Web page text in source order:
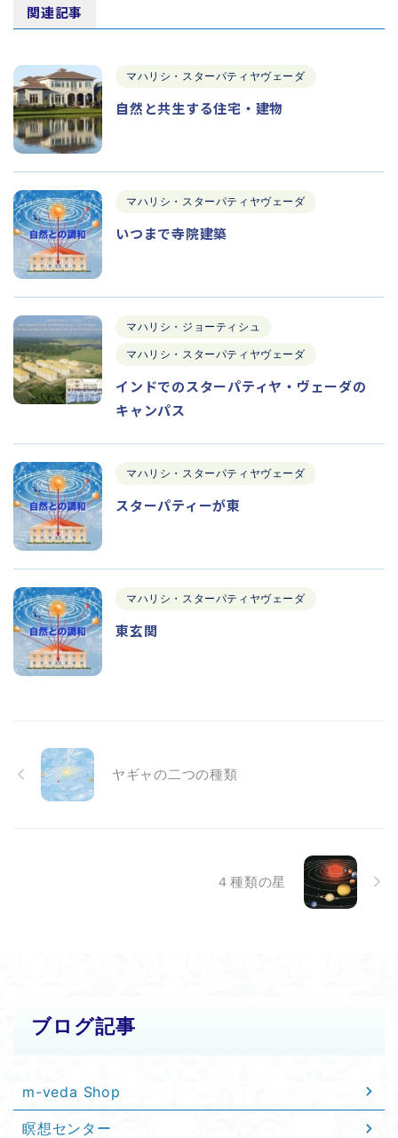
関連記事
マハリシ・スターパティヤヴェーダ
自然と共生する住宅・建物
マハリシ・スターパティヤヴェーダ
いつまで寺院建築
マハリシ・ジョーティシュ
マハリシ・スターパティヤヴェーダ
インドでのスターパティヤ・ヴェーダの
キャンパス
マハリシ・スターパティヤヴェーダ
スターパティーが東
マハリシ・スターパティヤヴェーダ
東玄関
ヤギャの二つの種類
４種類の星
ブログ記事
m-veda Shop
瞑想センター